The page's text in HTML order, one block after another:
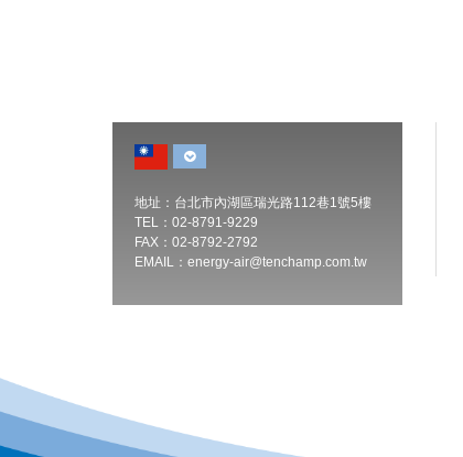
地址：台北市內湖區瑞光路112巷1號5樓
TEL：02-8791-9229
FAX：02-8792-2792
EMAIL： energy-air@tenchamp.com.tw